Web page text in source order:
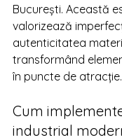
București. Această
valorizează
autenticitatea
transformând
în puncte de atracție.
Cum
industrial